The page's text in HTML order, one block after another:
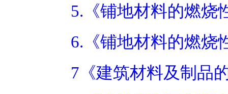
5.《铺地材料的燃
6.《铺地材料的燃烧
7《建筑材料及制品